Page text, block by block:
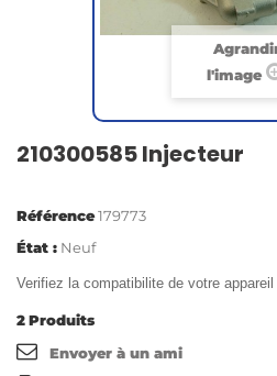
l'image
210300585 Injecteur
Référence179773
État : Neuf
Verifiez la compatibilite de votre
2Produits
Envoyer à un ami